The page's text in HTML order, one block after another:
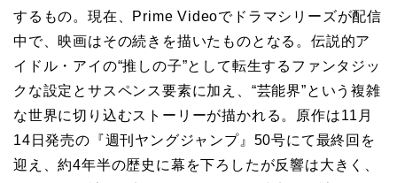
するもの。現在、Prime Videoでドラマシリーズが配信
中で、映画はその続きを描いたものとなる。伝説的ア
イドル・アイの“推しの子”として転生するファンタジッ
クな設定とサスペンス要素に加え、“芸能界”という複雑
な世界に切り込むストーリーが描かれる。原作は11月
14日発売の『週刊ヤングジャンプ』50号にて最終回を
迎え、約4年半の歴史に幕を下ろしたが反響は大きく、